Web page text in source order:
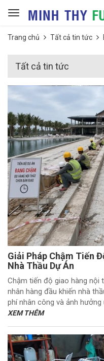
Toggle
Trang chủ Tất cả tin tức
Tất cả tin tức
Giải Pháp Chậm Tiến
Nhà Thầu Dự Án
Chậm tiến độ giao hàng nội
nhân hàng đầu khiến nhà
phí nhân công và ảnh hưởng
XEM THÊM